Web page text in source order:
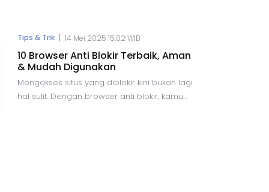
laporannya, OECD menyebutkan bahwa AI
menjadi topik yang hangat diperbincangkan
di berbagai forum, terutama dalam konteks
hubungan internasional.
Tips & Trik | 14 Mei 2025 15.02 WIB
10 Browser Anti Blokir Terbaik, Aman
& Mudah Digunakan
Mengakses situs yang diblokir kini bukan lagi
hal sulit. Dengan browser anti blokir, kamu